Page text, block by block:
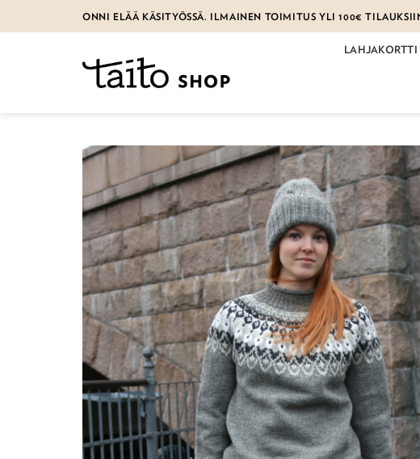
to
ONNI ELÄÄ KÄSITYÖSSÄ. ILMAINEN TOIMITUS YLI 100€ TILAUKSIIN
LAHJAKORTTI